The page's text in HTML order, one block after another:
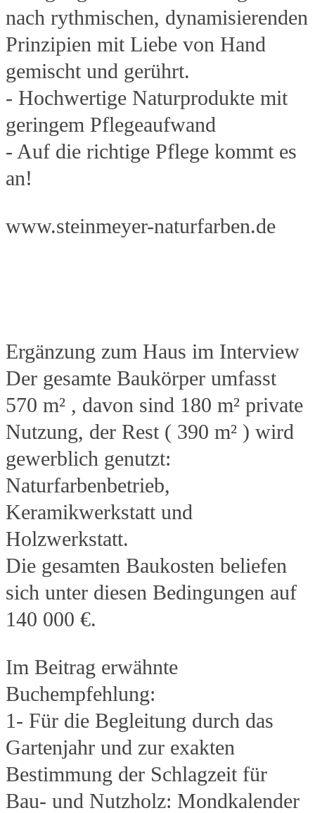
nach rythmischen, dynamisierenden
Prinzipien mit Liebe von Hand
gemischt und gerührt.
- Hochwertige Naturprodukte mit
geringem Pflegeaufwand
- Auf die richtige Pflege kommt es
an!
www.steinmeyer-naturfarben.de
Ergänzung zum Haus im Interview
Der gesamte Baukörper umfasst
570 m² , davon sind 180 m² private
Nutzung, der Rest ( 390 m² ) wird
gewerblich genutzt:
Naturfarbenbetrieb,
Keramikwerkstatt und
Holzwerkstatt.
Die gesamten Baukosten beliefen
sich unter diesen Bedingungen auf
140 000 €.
Im Beitrag erwähnte
Buchempfehlung:
1- Für die Begleitung durch das
Gartenjahr und zur exakten
Bestimmung der Schlagzeit für
Bau- und Nutzholz: Mondkalender